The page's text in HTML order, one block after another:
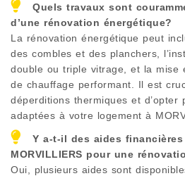
Quels travaux sont
d’une rénovation énergétique?
La rénovation énergétique peut
des combles et des planchers,
double ou triple vitrage, et la mise
de chauffage performant. Il est
déperditions thermiques et d’opter
adaptées à votre logement à
Y a-t-il des aides
MORVILLIERS pour une
Oui, plusieurs aides sont